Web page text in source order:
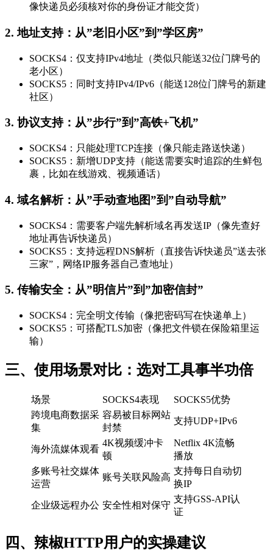
像快递员必须核对你的身份证才能交货）
2. 地址支持：从”老旧小区”到”学区房”
SOCKS4：仅支持IPv4地址（类似只能送32位门牌号的
老小区）
SOCKS5：同时支持IPv4/IPv6（能送128位门牌号的新建
社区）
3. 协议支持：从”步行”到”高铁+飞机”
SOCKS4：只能处理TCP连接（像只能走路送快递）
SOCKS5：新增UDP支持（能送需要实时追踪的生鲜包
裹，比如在线游戏、视频通话）
4. 域名解析：从”手动查地图”到”自动导航”
SOCKS4：需要客户端先解析域名再发送IP（像先查好
地址再告诉快递员）
SOCKS5：支持远程DNS解析（直接告诉快递员”送去张
三家”，网络IP服务器自己查地址）
5. 传输安全：从”明信片”到”加密信封”
SOCKS4：完全明文传输（像把密码写在快递单上）
SOCKS5：可搭配TLS加密（像把文件锁在保险箱里运
输）
三、使用场景对比：选对工具事半功倍
场景 SOCKS4表现
SOCKS5优势
跨境电商数据采
集
容易被目标网站
封禁
支持UDP+IPv6
海外流媒体观看
4K视频缓冲卡
顿
Netflix 4K流畅
播放
多账号社交媒体
运营
账号关联风险高
支持每日自动切
换IP
企业级远程办公 安全性相对保守
支持GSS-API认
证
四、辣椒HTTP用户的实操建议